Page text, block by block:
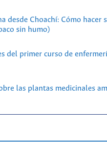
desde Choachí: Cómo hacer
sin humo)
del primer curso de
las plantas medicinales